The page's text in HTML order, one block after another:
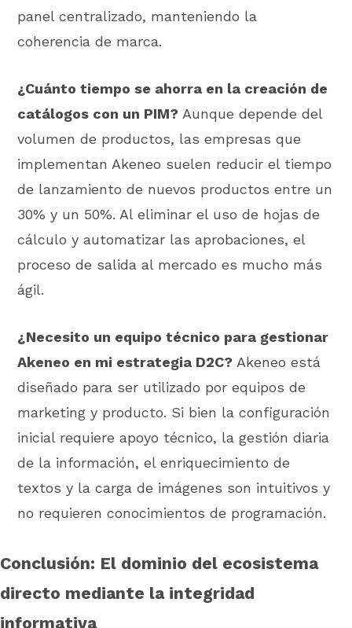
panel centralizado, manteniendo la
coherencia de marca.
¿Cuánto tiempo se ahorra en la creación de
catálogos con un PIM? Aunque depende del
volumen de productos, las empresas que
implementan Akeneo suelen reducir el tiempo
de lanzamiento de nuevos productos entre un
30% y un 50%. Al eliminar el uso de hojas de
cálculo y automatizar las aprobaciones, el
proceso de salida al mercado es mucho más
ágil.
¿Necesito un equipo técnico para gestionar
Akeneo en mi estrategia D2C? Akeneo está
diseñado para ser utilizado por equipos de
marketing y producto. Si bien la configuración
inicial requiere apoyo técnico, la gestión diaria
de la información, el enriquecimiento de
textos y la carga de imágenes son intuitivos y
no requieren conocimientos de programación.
Conclusión: El dominio del ecosistema
directo mediante la integridad
informativa